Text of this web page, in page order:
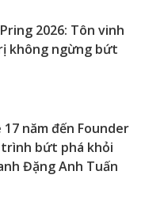
2026: Tôn vinh
không ngừng bứt
năm đến Founder
bứt phá khỏi
Đặng Anh Tuấn